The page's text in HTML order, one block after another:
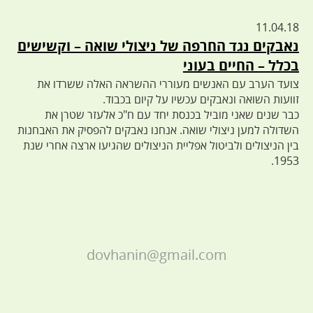
11.04.18
נאבקים נגד החרפה של ניצולי שואה – וקשישים
בכלל – החיים בעוני
צועד הערב עם האנשים מעוררי ההשראה האלה ששרדו את
זוועות השואה ונאבקים עכשיו על קיום בכבוד.
כבר שנים שאני מוביל בכנסת יחד עם ח"כ אלעזר שטרן את
השדולה למען ניצולי שואה. אנחנו נאבקים להפסיק את האבחנות
בין הניצולים ולביטול אפליית הניצולים שהגיעו ארצה אחרי שנת
1953.
dovhanin@gmail.com